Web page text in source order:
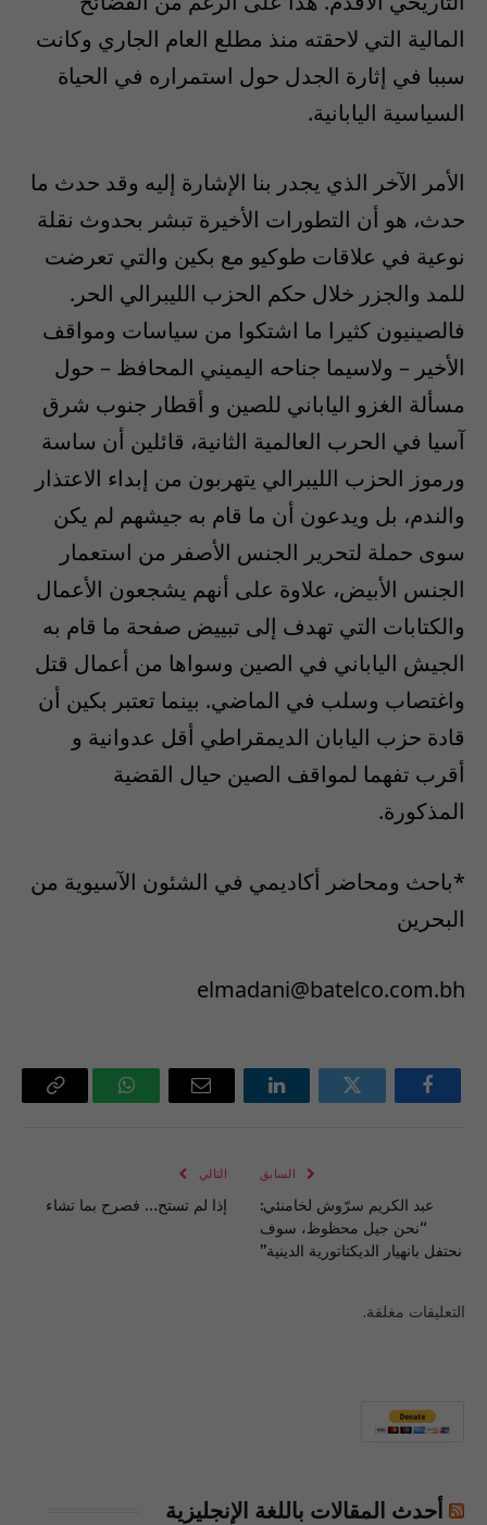
المالية التي لاحقته منذ مطلع العام الجاري وكانت
سببا في إثارة الجدل حول استمراره في الحياة
السياسية اليابانية.
الأمر الآخر الذي يجدر بنا الإشارة إليه وقد حدث ما
حدث، هو أن التطورات الأخيرة تبشر بحدوث نقلة
نوعية في علاقات طوكيو مع بكين والتي تعرضت
للمد والجزر خلال حكم الحزب الليبرالي الحر.
فالصينيون كثيرا ما اشتكوا من سياسات ومواقف
الأخير – ولاسيما جناحه اليميني المحافظ – حول
مسألة الغزو الياباني للصين و أقطار جنوب شرق
آسيا في الحرب العالمية الثانية، قائلين أن ساسة
ورموز الحزب الليبرالي يتهربون من إبداء الاعتذار
والندم، بل ويدعون أن ما قام به جيشهم لم يكن
سوى حملة لتحرير الجنس الأصفر من استعمار
الجنس الأبيض، علاوة على أنهم يشجعون الأعمال
والكتابات التي تهدف إلى تبييض صفحة ما قام به
الجيش الياباني في الصين وسواها من أعمال قتل
واغتصاب وسلب في الماضي. بينما تعتبر بكين أن
قادة حزب اليابان الديمقراطي أقل عدوانية و
أقرب تفهما لمواقف الصين حيال القضية
المذكورة.
*باحث ومحاضر أكاديمي في الشئون الآسيوية من
البحرين
elmadani@batelco.com.bh
فيسبوك تويتر لينكدإن
البريد
واتساب Copy
السابق
عبد الكريم سرّوش لخامنئي:
“نحن جيل محظوظ، سوف
نحتفل بانهيار الديكتاتورية الدينية”
التالي
إذا لم تستح… فصرح بما تشاء
التعليقات مغلقة.
أحدث المقالات باللغة الإنجليزية